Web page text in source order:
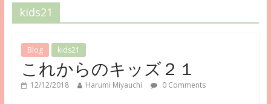
kids21
Blog kids21
これからのキッズ２１
12/12/2018 Harumi Miyauchi 0 Comments